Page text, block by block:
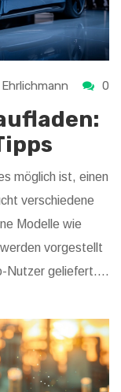
0
möglich ist, einen
verschiedene
Modelle wie
vorgestellt
Nutzer geliefert.
Ladesäulen